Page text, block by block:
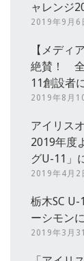
ャレンジ
2019年9月6
【メディ
絶賛！ 全
11創設者
2019年8月
アイリス
2019年度
グU-11」
2019年4月2
栃木SC
ーシモン
2019年3月